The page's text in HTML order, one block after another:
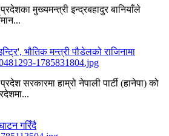
मुख्यमन्त्री इन्द्रबहादुर बानियाँले
भौतिक मन्त्री पौडेलको राजिनामा
सरकारमा हाम्रो नेपाली पार्टी (हानेपा) को
गरिँदै